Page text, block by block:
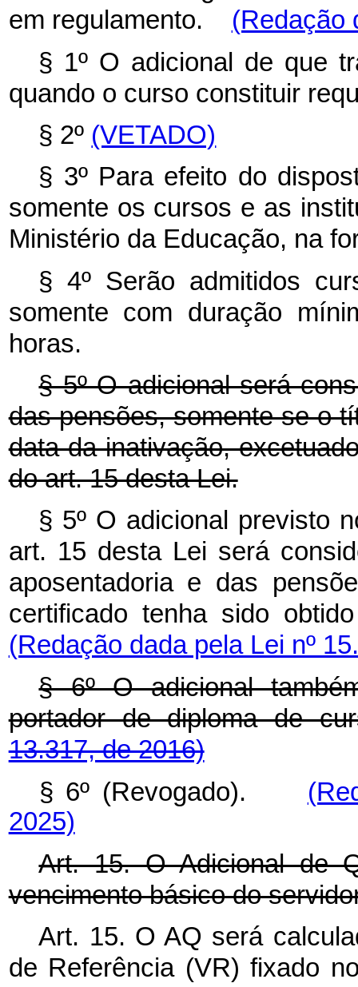
em regulamento. (Redação
§ 1º O adicional de que
quando o curso constituir
§ 2º (VETADO)
§ 3º Para efeito do
somente os cursos e as
Ministério da Educação, na
§ 4º Serão admitidos
somente com duração
horas.
§ 5º O adicional será
das pensões, somente se o
data da inativação,
do art. 15 desta Lei.
§ 5º O adicional previsto
art. 15 desta Lei será
aposentadoria e das
certificado tenha sido
(Redação dada pela Lei nº
§ 6º O adicional
portador de diploma de
13.317, de 2016)
§ 6º (Revogado).
2025)
Art. 15. O Adicional de
vencimento básico do
Art. 15. O AQ será
de Referência (VR) fixado